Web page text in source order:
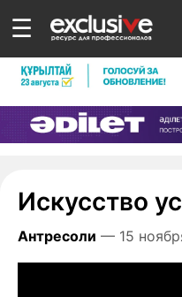
☰
Искусство
Антресоли — 15